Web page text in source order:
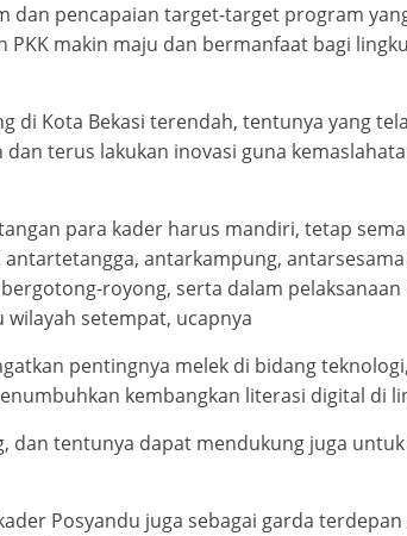
dan pencapaian target-target program
makin maju dan bermanfaat bagi
di Kota Bekasi terendah, tentunya yang
terus lakukan inovasi guna
para kader harus mandiri, tetap
antarkampung,
royong, serta dalam
setempat, ucapnya
pentingnya melek di bidang
kembangkan literasi digital di
dan tentunya dapat mendukung juga
Posyandu juga sebagai garda